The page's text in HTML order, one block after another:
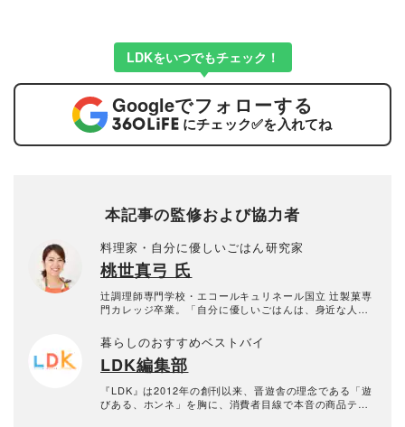
LDKをいつでもチェック！
Googleでフォローする
にチェック✅を入れてね
本記事の監修および協力者
料理家・自分に優しいごはん研究家
桃世真弓 氏
辻調理師専門学校・エコールキュリネール国立 辻製菓専
門カレッジ卒業。「自分に優しいごはんは、身近な人を
どほどに丁寧な暮らし」を軸として、身近な食材で無理
なくおいしい、毎日食べたい家庭料理を提案している。
雑誌・テレビ出演のほか、様々な商品に関するレシピを
提供するなど、幅広く活躍中。
暮らしのおすすめベストバイ
LDK編集部
『LDK』は2012年の創刊以来、晋遊舎の理念である「遊
びある、ホンネ」を胸に、消費者目線で本音の商品テス